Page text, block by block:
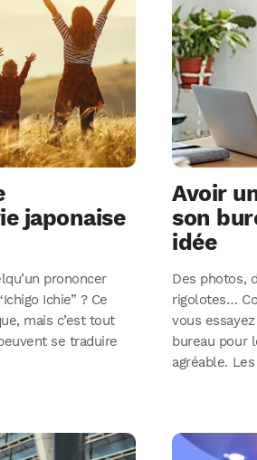
japonaise
prononcer
Ichie” ? Ce
mais c’est tout
se traduire
Avoir
son
idée
Des photos,
rigolotes…
vous
bureau pour
agréable.